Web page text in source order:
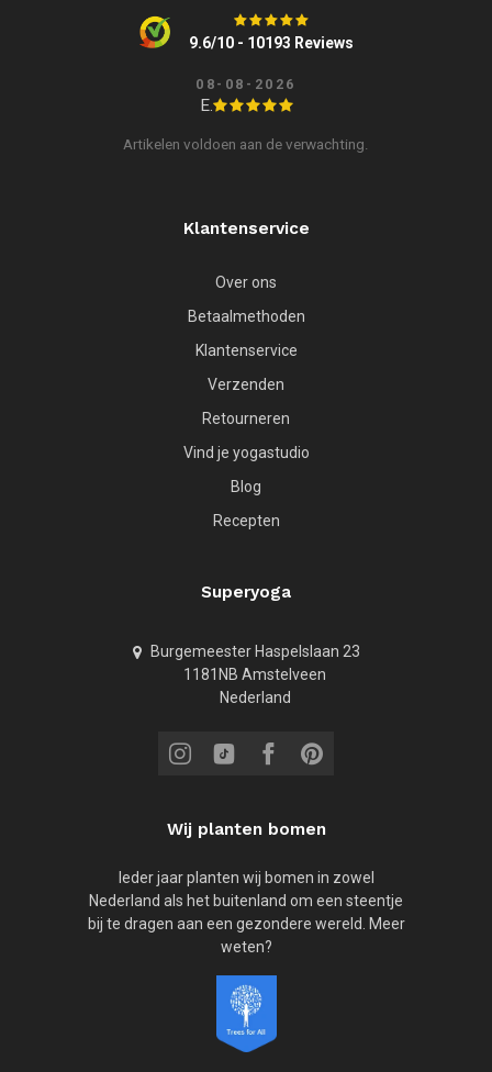
9.6/10 - 10193 Reviews
08-08-2026
E.
Artikelen voldoen aan de verwachting.
Klantenservice
Over ons
Betaalmethoden
Klantenservice
Verzenden
Retourneren
Vind je yogastudio
Blog
Recepten
Superyoga
Burgemeester Haspelslaan 23
1181NB Amstelveen
Nederland
Wij planten bomen
Ieder jaar planten wij bomen in zowel
Nederland als het buitenland om een steentje
bij te dragen aan een gezondere wereld. Meer
weten?